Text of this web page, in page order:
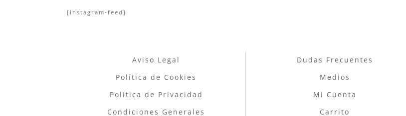
[instagram-feed]
Aviso Legal
Política de Cookies
Política de Privacidad
Condiciones Generales
Dudas Frecuentes
Medios
Mi Cuenta
Carrito